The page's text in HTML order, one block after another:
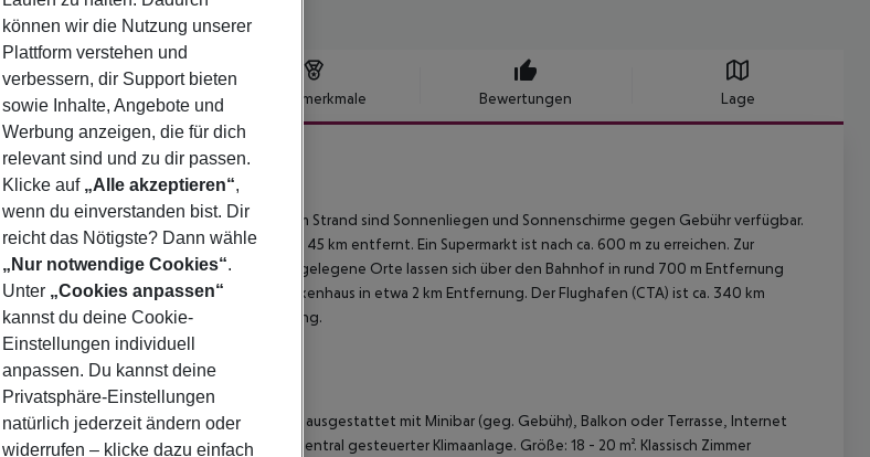
Hotelbeschreibung Hotelmerkmale Bewertungen Lage
entfernt liegt das Hotel Mahara. Am Strand sind Sonnenliegen und Sonnenschirme gegen Gebühr verfügbar.
sind es ca. 600 m. Die Stadt Trapani ist ca. 45 km entfernt. Ein Supermarkt ist nach ca. 600 m zu erreichen. Zur
man nach rund 700 m. Weiter entfernt gelegene Orte lassen sich über den Bahnhof in rund 700 m Entfernung
im Notfall befindet sich ein Krankenhaus in etwa 2 km Entfernung. Der Flughafen (CTA) ist ca. 340 km
(PMO) liegt in etwa 110 km Entfernung.
Balkon oder Terrasse): Die Zimmer sind ausgestattet mit Minibar (geg. Gebühr), Balkon oder Terrasse, Internet
und Sat-TV mit lokalen Sendern sowie zentral gesteuerter Klimaanlage. Größe: 18 - 20 m². Klassisch Zimmer
können wir die Nutzung unserer
Plattform verstehen und
verbessern, dir Support bieten
sowie Inhalte, Angebote und
Werbung anzeigen, die für dich
relevant sind und zu dir passen.
Klicke auf „Alle akzeptieren“,
wenn du einverstanden bist. Dir
reicht das Nötigste? Dann wähle
„Nur notwendige Cookies“.
Unter „Cookies anpassen“
kannst du deine Cookie-
Einstellungen individuell
anpassen. Du kannst deine
Privatsphäre-Einstellungen
natürlich jederzeit ändern oder
widerrufen – klicke dazu einfach